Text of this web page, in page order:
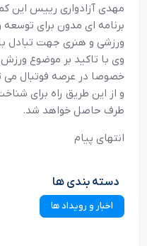
مهدي آزادواري رييس اين
برنامه اي مدون براي
ورزشي و هنري جهت تبادل
وي با تاکيد بر موضوع
خصوصا در عرصه فوتبال مي
و از اين طريق راه براي
طرف حاصل خواهد شد.
انتهاي پيام
دسته بندی ها
اخبار و رویداد ها